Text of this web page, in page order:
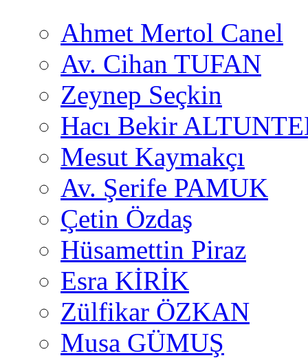
Ahmet Mertol Canel
Av. Cihan TUFAN
Zeynep Seçkin
Hacı Bekir
Mesut Kaymakçı
Av. Şerife PAMUK
Çetin Özdaş
Hüsamettin Piraz
Esra KİRİK
Zülfikar ÖZKAN
Musa GÜMUŞ